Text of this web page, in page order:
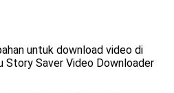
untuk download video di
Story Saver Video Downloader